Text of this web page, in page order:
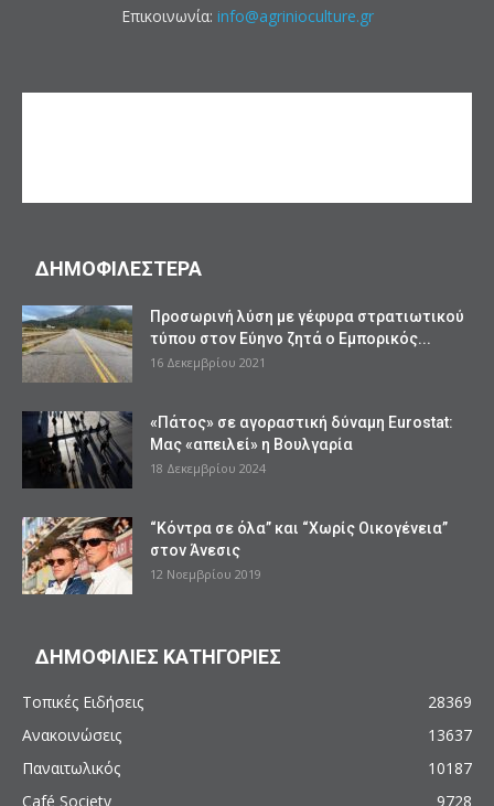
Επικοινωνία: info@agrinioculture.gr
ΔΗΜΟΦΙΛΕΣΤΕΡΑ
Προσωρινή λύση με γέφυρα στρατιωτικού
τύπου στον Εύηνο ζητά ο Εμπορικός...
16 Δεκεμβρίου 2021
«Πάτος» σε αγοραστική δύναμη Eurostat:
Μας «απειλεί» η Βουλγαρία
18 Δεκεμβρίου 2024
“Κόντρα σε όλα” και “Χωρίς Οικογένεια”
στον Άνεσις
12 Νοεμβρίου 2019
ΔΗΜΟΦΙΛΙΕΣ ΚΑΤΗΓΟΡΙΕΣ
Τοπικές Ειδήσεις
28369
Ανακοινώσεις
13637
Παναιτωλικός
10187
Café Society
9728